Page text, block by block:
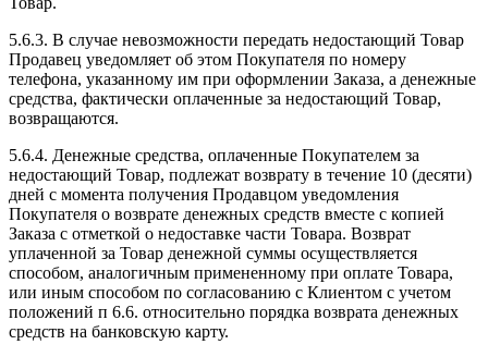
5.6.3. В случае невозможности передать недостающий Товар
Продавец уведомляет об этом Покупателя по номеру
телефона, указанному им при оформлении Заказа, а денежные
средства, фактически оплаченные за недостающий Товар,
возвращаются.
5.6.4. Денежные средства, оплаченные Покупателем за
недостающий Товар, подлежат возврату в течение 10 (десяти)
дней с момента получения Продавцом уведомления
Покупателя о возврате денежных средств вместе с копией
Заказа с отметкой о недоставке части Товара. Возврат
уплаченной за Товар денежной суммы осуществляется
способом, аналогичным примененному при оплате Товара,
или иным способом по согласованию с Клиентом с учетом
положений п 6.6. относительно порядка возврата денежных
средств на банковскую карту.